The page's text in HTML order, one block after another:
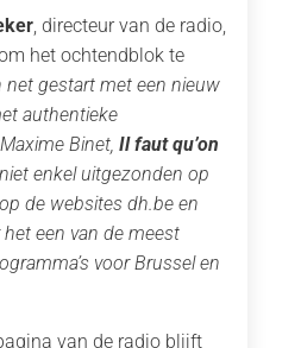
, directeur van de radio,
het ochtendblok te
net gestart met een nieuw
authentieke
Binet, Il faut qu’on
enkel uitgezonden op
de websites dh.be en
een van de meest
voor Brussel en
van de radio blijft